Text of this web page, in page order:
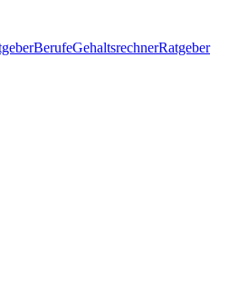
BerufeGehaltsrechnerRatgeber